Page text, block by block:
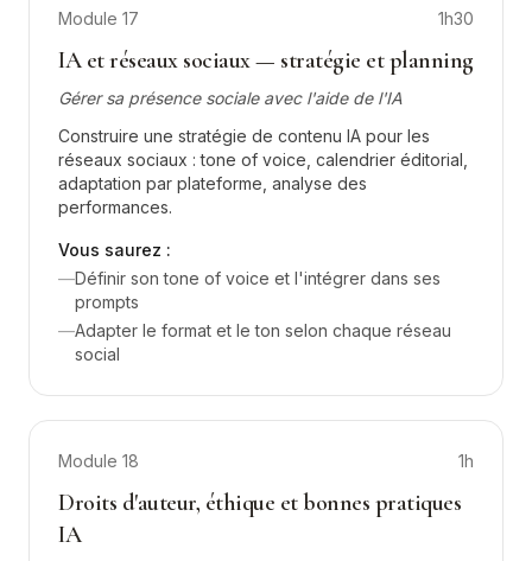
Module 17 1h30
IA et réseaux sociaux — stratégie et planning
Gérer sa présence sociale avec l'aide de l'IA
Construire une stratégie de contenu IA pour les
réseaux sociaux : tone of voice, calendrier éditorial,
adaptation par plateforme, analyse des
performances.
Vous saurez :
—Définir son tone of voice et l'intégrer dans ses
prompts
—Adapter le format et le ton selon chaque réseau
social
Module 18 1h
Droits d'auteur, éthique et bonnes pratiques
IA